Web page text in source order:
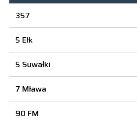
357
5 Ełk
5 Suwałki
7 Mława
90 FM